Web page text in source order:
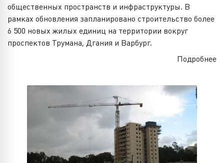
общественных пространств и инфраструктуры. В
рамках обновления запланировано строительство более
6 500 новых жилых единиц на территории вокруг
проспектов Трумана, Дгания и Варбург.
Подробнее